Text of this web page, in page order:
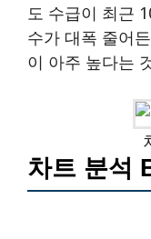
도 수급이 최근
수가 대폭 줄어
이 아주 높다는
차트 분석